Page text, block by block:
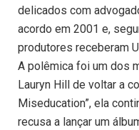
delicados com
acordo em 2001 e,
produtores receberam
A polêmica foi um dos
Lauryn Hill de voltar a
Miseducation”, ela
recusa a lançar um